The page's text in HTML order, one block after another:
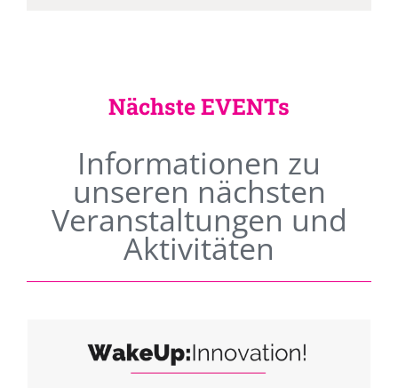
Nächste EVENTs
Informationen zu
unseren nächsten
Veranstaltungen und
Aktivitäten